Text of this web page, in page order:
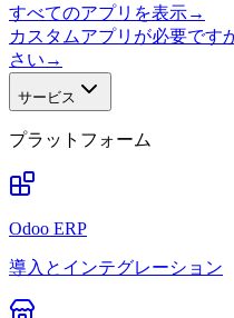
すべてのアプリを表示→
カスタムアプリが必要です
さい →
サービス
プラットフォーム
Odoo ERP
導入とインテグレーション